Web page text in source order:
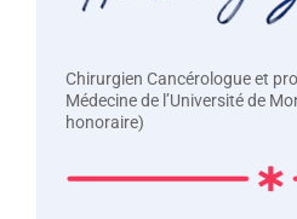
Chirurgien Cancérologue et
Médecine de l’Université de
honoraire)